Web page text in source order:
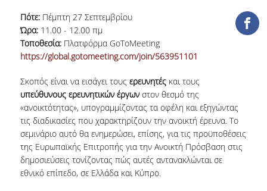
REFERENCES
WOS
SCOPUS
GOOGLE SCHOLAR
Πότε:Πέμπτη 27 Σεπτεμβρίου
Ώρα:11.00 - 12.00 πμ
Τοποθεσία:Πλατφόρμα GoToMeeting
https://global.gotomeeting.com/join/563951101
Σκοπός είναι να εισάγει τους ερευνητέςκαι τους
υπεύθυνους ερευνητικών έργωνστον θεσμό της
«ανοικτότητας», υπογραμμίζοντας τα οφέλη και εξηγώντας
τις διαδικασίες που χαρακτηρίζουν την ανοικτή έρευνα. Το
σεμινάριο αυτό θα ενημερώσει, επίσης, για τις προϋποθέσεις
της Ευρωπαϊκής Επιτροπής για την Ανοικτή Πρόσβαση στις
δημοσιεύσεις τονίζοντας πώς αυτές αντανακλώνται σε
εθνικό επίπεδο, σε Ελλάδα και Κύπρο.